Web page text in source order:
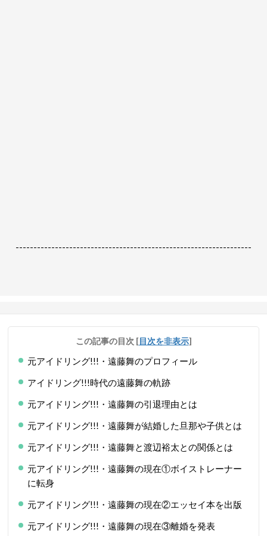
------------------------------------------------------------------
この記事の目次 [目次を非表示]
元アイドリング!!!・遠藤舞のプロフィール
アイドリング!!!時代の遠藤舞の軌跡
元アイドリング!!!・遠藤舞の引退理由とは
元アイドリング!!!・遠藤舞が結婚した旦那や子供とは
元アイドリング!!!・遠藤舞と渡辺裕太との関係とは
元アイドリング!!!・遠藤舞の現在①ボイストレーナー
に転身
元アイドリング!!!・遠藤舞の現在②エッセイ本を出版
元アイドリング!!!・遠藤舞の現在③離婚を発表